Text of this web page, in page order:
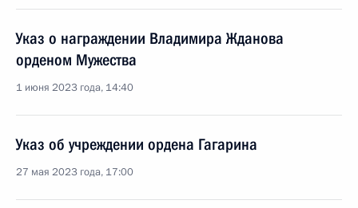
Указ о награждении Владимира Жданова
орденом Мужества
1 июня 2023 года, 14:40
Указ об учреждении ордена Гагарина
27 мая 2023 года, 17:00